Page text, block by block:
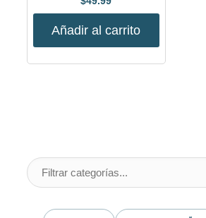
Añadir al carrito